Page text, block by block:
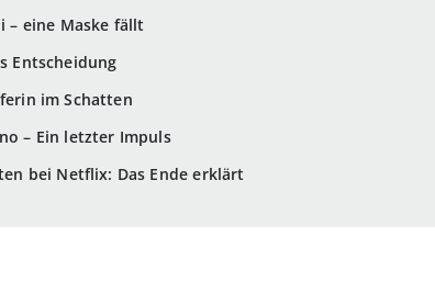
– eine Maske fällt
Entscheidung
im Schatten
– Ein letzter Impuls
bei Netflix: Das Ende erklärt